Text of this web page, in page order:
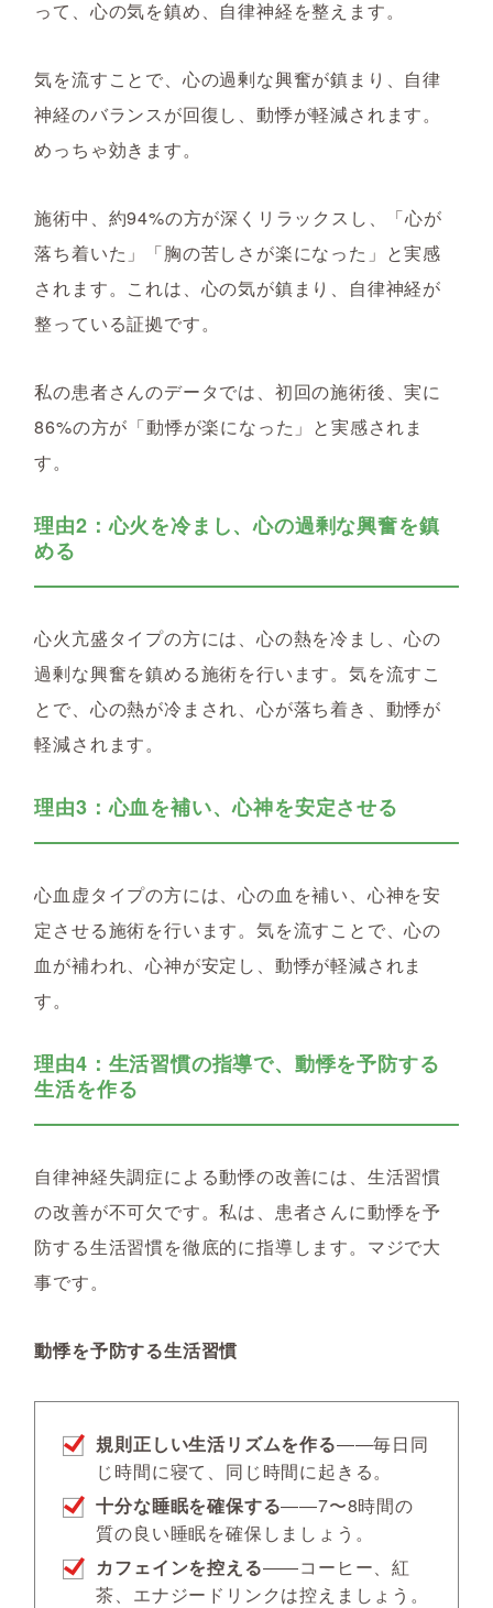
って、心の気を鎮め、自律神経を整えます。
気を流すことで、心の過剰な興奮が鎮まり、自律
神経のバランスが回復し、動悸が軽減されます。
めっちゃ効きます。
施術中、約94%の方が深くリラックスし、「心が
落ち着いた」「胸の苦しさが楽になった」と実感
されます。これは、心の気が鎮まり、自律神経が
整っている証拠です。
私の患者さんのデータでは、初回の施術後、実に
86%の方が「動悸が楽になった」と実感されま
す。
理由2：心火を冷まし、心の過剰な興奮を鎮
める
心火亢盛タイプの方には、心の熱を冷まし、心の
過剰な興奮を鎮める施術を行います。気を流すこ
とで、心の熱が冷まされ、心が落ち着き、動悸が
軽減されます。
理由3：心血を補い、心神を安定させる
心血虚タイプの方には、心の血を補い、心神を安
定させる施術を行います。気を流すことで、心の
血が補われ、心神が安定し、動悸が軽減されま
す。
理由4：生活習慣の指導で、動悸を予防する
生活を作る
自律神経失調症による動悸の改善には、生活習慣
の改善が不可欠です。私は、患者さんに動悸を予
防する生活習慣を徹底的に指導します。マジで大
事です。
動悸を予防する生活習慣
規則正しい生活リズムを作る――毎日同
じ時間に寝て、同じ時間に起きる。
十分な睡眠を確保する――7〜8時間の
質の良い睡眠を確保しましょう。
カフェインを控える――コーヒー、紅
茶、エナジードリンクは控えましょう。